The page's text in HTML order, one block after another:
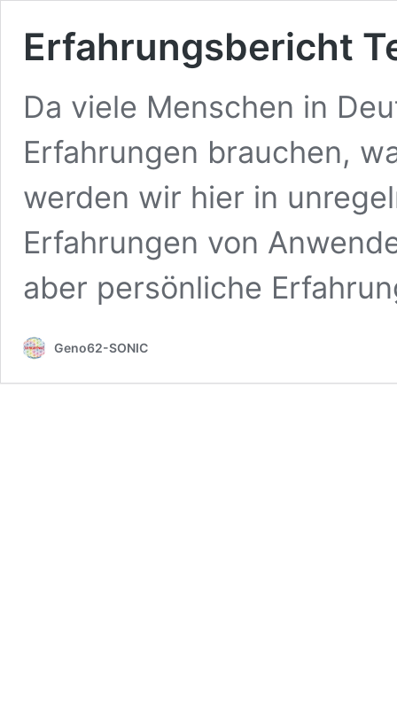
Erfahrungsbericht
Da viele Menschen in
Erfahrungen brauchen,
werden wir hier in
Erfahrungen von
aber persönliche
Geno62-SONIC